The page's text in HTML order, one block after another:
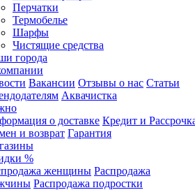
Перчатки
Термобелье
Шарфы
Чистящие средства
города
Вакансии Отзывы о нас Статьи
Аквачистка
о доставке Кредит и
и возврат Гарантия
%
женщины Распродажа
Распродажа подростки